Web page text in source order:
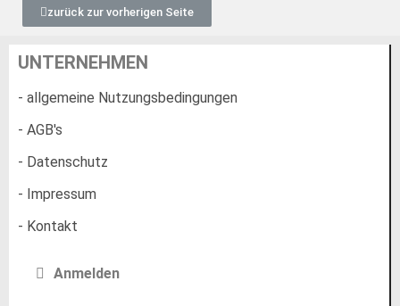
zurück zur vorherigen Seite
UNTERNEHMEN
- allgemeine Nutzungsbedingungen
- AGB's
- Datenschutz
- Impressum
- Kontakt
Anmelden